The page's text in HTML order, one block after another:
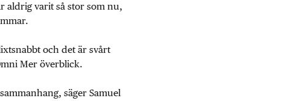
aldrig varit så stor som nu,
och det är svårt
Mer överblick.
säger Samuel